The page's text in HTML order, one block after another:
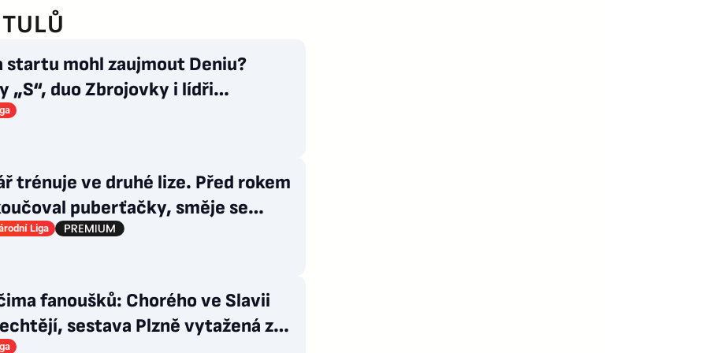
startu mohl zaujmout Deniu?
„S“, duo Zbrojovky i lídři
zástupců
trénuje ve druhé lize. Před rokem
puberťačky, směje se
Liga
fanoušků: Chorého ve Slavii
sestava Plzně vytažená z